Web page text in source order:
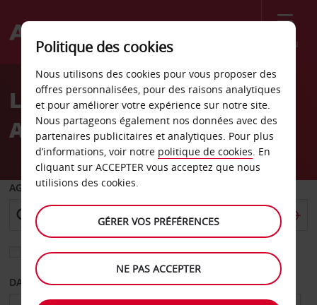
Menu
Welcome
AvisLocation de voiture
Aabenraa
AGENCE DE DÉPART
Sélectionnez une autre agence de retour
DATE DE DÉPART DATE DE RETOUR
Politique des cookies
Nous utilisons des cookies pour vous proposer des
offres personnalisées, pour des raisons analytiques
et pour améliorer votre expérience sur notre site.
Nous partageons également nos données avec des
partenaires publicitaires et analytiques. Pour plus
d’informations, voir notre politique de cookies. En
cliquant sur ACCEPTER vous acceptez que nous
utilisions des cookies.
GÉRER VOS PRÉFÉRENCES
NE PAS ACCEPTER